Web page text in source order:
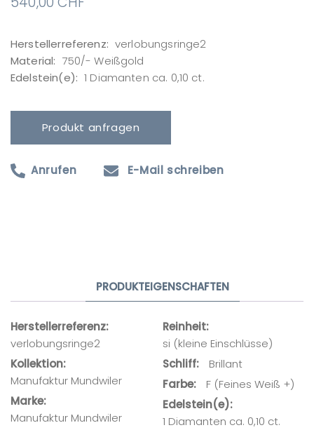
Herstellerreferenz: verlobungsringe2
Material: 750/- Weißgold
Edelstein(e): 1 Diamanten ca. 0,10 ct.
Produkt anfragen
Anrufen E-Mail schreiben
Ihre E-Mail-Adresse
Ihre Nachricht
PRODUKTEIGENSCHAFTEN
Herstellerreferenz
verlobungsringe2
Kollektion
Manufaktur Mundwiler
Marke
Manufaktur Mundwiler
Reinheit
si (kleine Einschlüsse)
Schliff
Brillant
Farbe
F (Feines Weiß +)
Edelstein(e)
1 Diamanten ca. 0,10 ct.